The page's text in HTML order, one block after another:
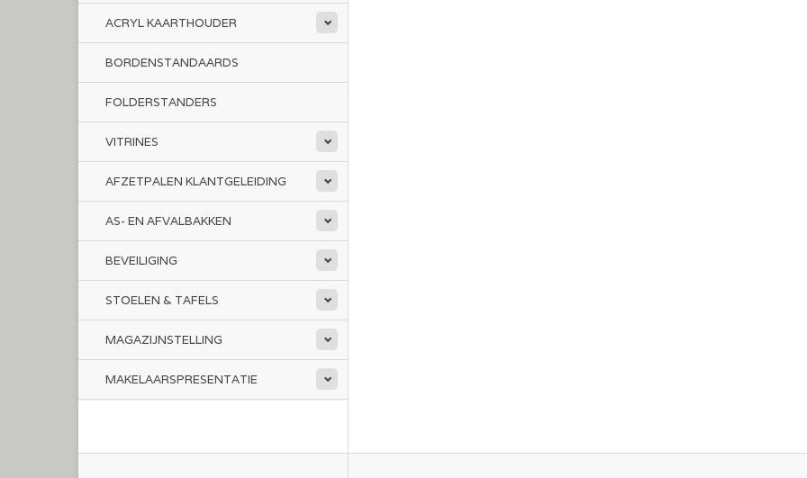
ACRYL KAARTHOUDER
BORDENSTANDAARDS
FOLDERSTANDERS
VITRINES
AFZETPALEN KLANTGELEIDING
AS- EN AFVALBAKKEN
BEVEILIGING
STOELEN & TAFELS
MAGAZIJNSTELLING
MAKELAARSPRESENTATIE